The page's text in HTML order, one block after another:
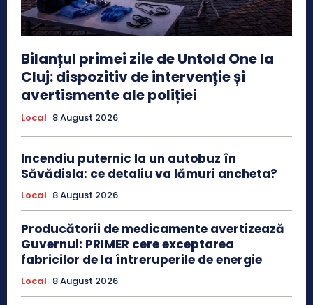
Bilanțul primei zile de Untold One la
Cluj: dispozitiv de intervenție și
avertismente ale poliției
Local 8 August 2026
Incendiu puternic la un autobuz în
Săvădisla: ce detaliu va lămuri ancheta?
Local 8 August 2026
Producătorii de medicamente avertizează
Guvernul: PRIMER cere exceptarea
fabricilor de la întreruperile de energie
Local 8 August 2026